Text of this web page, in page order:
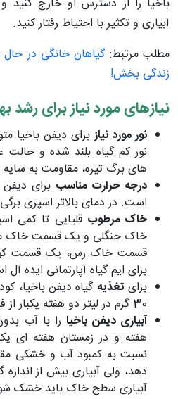
باخیا را از دسترس او خارج کنید
آبیاری و تکثیر با احتیاط رفتار کنید.
مطلب مرتبط:
زندگی بخش!
نیازهای مورد نیاز برای رشد
نور مورد نیازبرای دیفن باخیا
نور کم گیاه بلند شده و حالت
های برگ تیره، مقاومت به
درجه حرارت مناسب
است. در دمای بالاتر اسپری
خاک مرطوب قلیایی تا کمی
خاک جنگلی و یک قسمت خاک
قسمت خاک رس، یک قسمت
برای ایم گیاه آپارتمانی ایده
برای تغذیه گیاه دیفن باخیا،
30 گرم در لیتر دو هفته یکبار از فروردین تا آبان استفاده کنید.
آبیاری دیفن باخیارا با آب
هفته و در زمستان هفته ای
نسبت به کمبود آب و خشکی
دهد، ولی آبیاری بیش از
آبیاری سطح خاک باید خشک